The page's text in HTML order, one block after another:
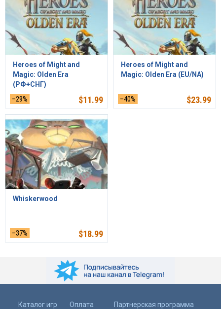
Heroes of Might and
Magic: Olden Era
(РФ+СНГ)
–29% $11.99
Heroes of Might and
Magic: Olden Era (EU/NA)
–40% $23.99
Whiskerwood
–37% $18.99
Каталог игр Оплата Партнерская программа